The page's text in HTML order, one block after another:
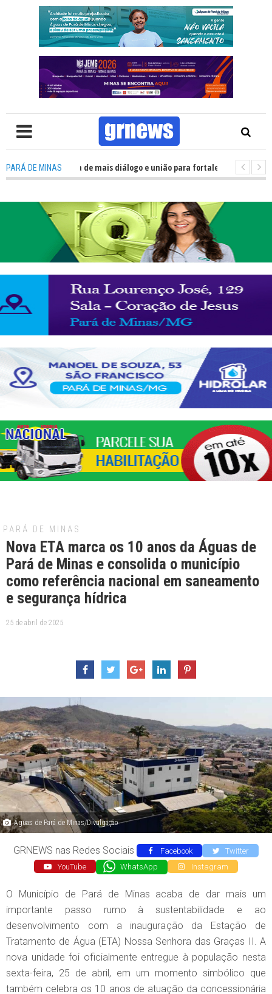
PARÁ DE MINAS
Política precisa de mais diálogo e união para fortalecer Minas e Pará de
PARÁ DE MINAS
Nova ETA marca os 10 anos da Águas de
Pará de Minas e consolida o município
como referência nacional em saneamento
e segurança hídrica
25 de abril de 2025
Águas de Pará de Minas/Divulgação
GRNEWS nas Redes Sociais Facebook
Twitter
YouTube
WhatsApp Instagram
O Município de Pará de Minas acaba de dar mais um
importante passo rumo à sustentabilidade e ao
desenvolvimento com a inauguração da Estação de
Tratamento de Água (ETA) Nossa Senhora das Graças II. A
nova unidade foi oficialmente entregue à população nesta
sexta-feira, 25 de abril, em um momento simbólico que
também celebra os 10 anos de atuação da concessionária